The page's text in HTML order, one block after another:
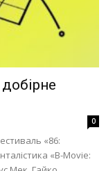
0
«86:
«B-Movie: